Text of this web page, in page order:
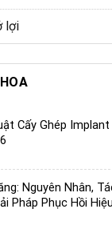
lợi
Cấy Ghép
Nguyên Nhân,
Pháp Phục Hồi